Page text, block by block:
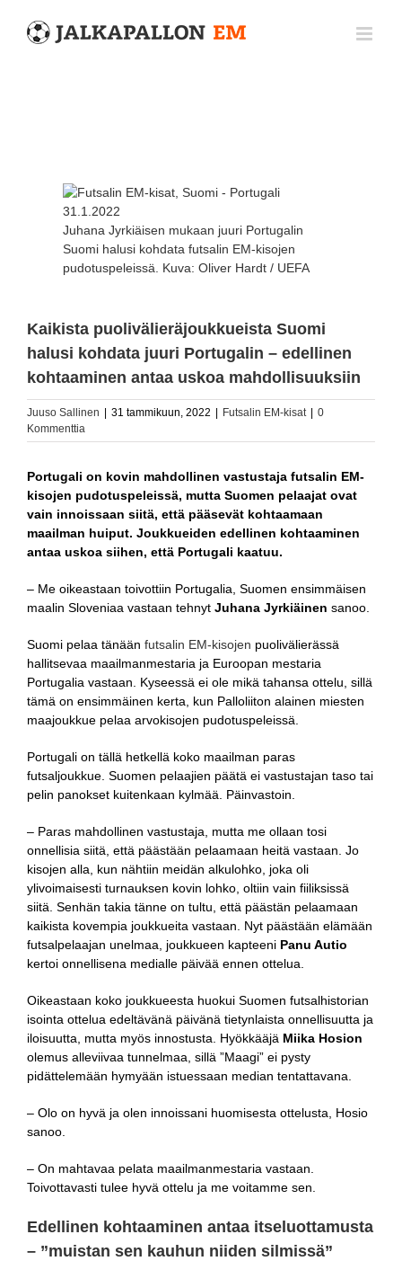
content
isompana
Juhana Jyrkiäisen mukaan juuri Portugalin
Suomi halusi kohdata futsalin EM-kisojen
pudotuspeleissä. Kuva: Oliver Hardt / UEFA
Kaikista puolivälieräjoukkueista Suomi
halusi kohdata juuri Portugalin – edellinen
kohtaaminen antaa uskoa mahdollisuuksiin
Juuso Sallinen 31 tammikuun, 2022 Futsalin EM-kisat
0
Kommenttia
Portugali on kovin mahdollinen vastustaja futsalin EM-
kisojen pudotuspeleissä, mutta Suomen pelaajat ovat
vain innoissaan siitä, että pääsevät kohtaamaan
maailman huiput. Joukkueiden edellinen kohtaaminen
antaa uskoa siihen, että Portugali kaatuu.
– Me oikeastaan toivottiin Portugalia, Suomen ensimmäisen
maalin Sloveniaa vastaan tehnyt Juhana Jyrkiäinen sanoo.
Suomi pelaa tänään futsalin EM-kisojen puolivälierässä
hallitsevaa maailmanmestaria ja Euroopan mestaria
Portugalia vastaan. Kyseessä ei ole mikä tahansa ottelu, sillä
tämä on ensimmäinen kerta, kun Palloliiton alainen miesten
maajoukkue pelaa arvokisojen pudotuspeleissä.
Portugali on tällä hetkellä koko maailman paras
futsaljoukkue. Suomen pelaajien päätä ei vastustajan taso tai
pelin panokset kuitenkaan kylmää. Päinvastoin.
– Paras mahdollinen vastustaja, mutta me ollaan tosi
onnellisia siitä, että päästään pelaamaan heitä vastaan. Jo
kisojen alla, kun nähtiin meidän alkulohko, joka oli
ylivoimaisesti turnauksen kovin lohko, oltiin vain fiiliksissä
siitä. Senhän takia tänne on tultu, että päästän pelaamaan
kaikista kovempia joukkueita vastaan. Nyt päästään elämään
futsalpelaajan unelmaa, joukkueen kapteeni Panu Autio
kertoi onnellisena medialle päivää ennen ottelua.
Oikeastaan koko joukkueesta huokui Suomen futsalhistorian
isointa ottelua edeltävänä päivänä tietynlaista onnellisuutta ja
iloisuutta, mutta myös innostusta. Hyökkääjä Miika Hosion
olemus alleviivaa tunnelmaa, sillä ”Maagi” ei pysty
pidättelemään hymyään istuessaan median tentattavana.
– Olo on hyvä ja olen innoissani huomisesta ottelusta, Hosio
sanoo.
– On mahtavaa pelata maailmanmestaria vastaan.
Toivottavasti tulee hyvä ottelu ja me voitamme sen.
Edellinen kohtaaminen antaa itseluottamusta
– ”muistan sen kauhun niiden silmissä”